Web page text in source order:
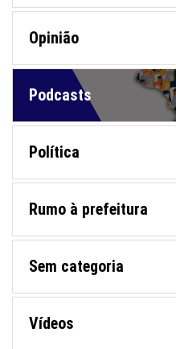
Opinião
Podcasts
Política
Rumo à prefeitura
Sem categoria
Vídeos